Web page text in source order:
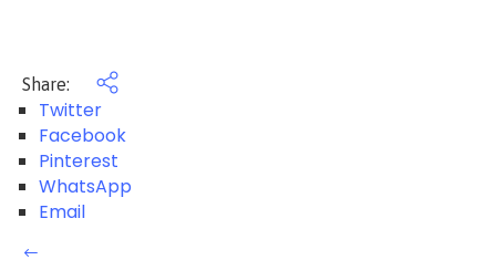
Share:
Twitter
Facebook
Pinterest
WhatsApp
Email